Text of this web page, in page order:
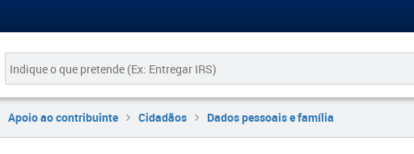
Apoio ao contribuinte Cidadãos Dados pessoais e família